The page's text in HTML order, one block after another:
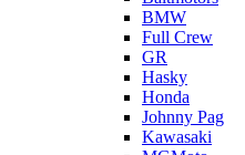
BMW
Full Crew
GR
Hasky
Honda
Johnny Pag
Kawasaki